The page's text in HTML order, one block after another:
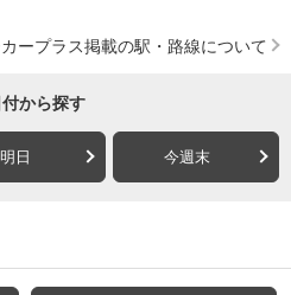
ープラス掲載の駅・路線について
付から探す
明日 今週末